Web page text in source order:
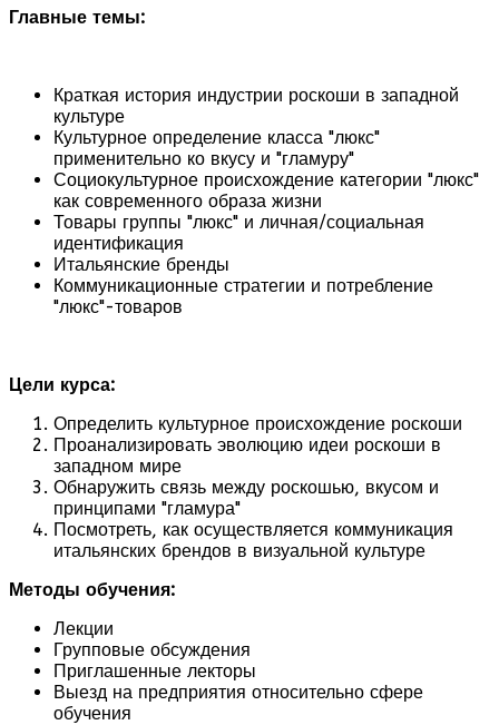
Главные темы:
Краткая история индустрии роскоши в западной
культуре
Культурное определение класса "люкс"
применительно ко вкусу и "гламуру"
Социокультурное происхождение категории "люкс"
как современного образа жизни
Товары группы "люкс" и личная/социальная
идентификация
Итальянские бренды
Коммуникационные стратегии и потребление
"люкс"-товаров
Цели курса:
Определить культурное происхождение роскоши
Проанализировать эволюцию идеи роскоши в
западном мире
Обнаружить связь между роскошью, вкусом и
принципами "гламура"
Посмотреть, как осуществляется коммуникация
итальянских брендов в визуальной культуре
Методы обучения:
Лекции
Групповые обсуждения
Приглашенные лекторы
Выезд на предприятия относительно сфере
обучения